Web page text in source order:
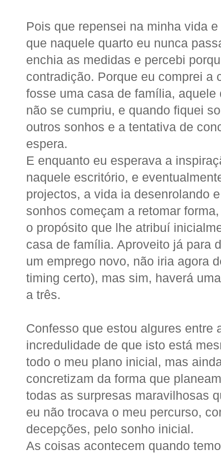
Pois que repensei na minha vida
que naquele quarto eu nunca
enchia as medidas e percebi
contradição. Porque eu comprei a
fosse uma casa de família,
não se cumpriu, e quando fiquei
outros sonhos e a tentativa de
espera.
E enquanto eu esperava a
naquele escritório, e
projectos, a vida ia desenrolando
sonhos começam a retomar
o propósito que lhe atribuí
casa de família. Aproveito já para
um emprego novo, não iria agora
timing certo), mas sim, haverá
a três.
Confesso que estou algures entre
incredulidade de que isto está
todo o meu plano inicial, mas
concretizam da forma que
todas as surpresas maravilhosas
eu não trocava o meu percurso,
decepções, pelo sonho inicial.
As coisas acontecem quando